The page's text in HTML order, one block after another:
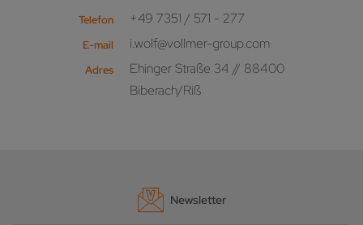
Telefon +49 7351 / 571 - 277
E-mail i.wolf@vollmer-group.com
Adres
Ehinger Straße 34 // 88400
Biberach/Riß
Newsletter